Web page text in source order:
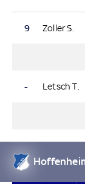
9 Zoller S.
- Letsch T.